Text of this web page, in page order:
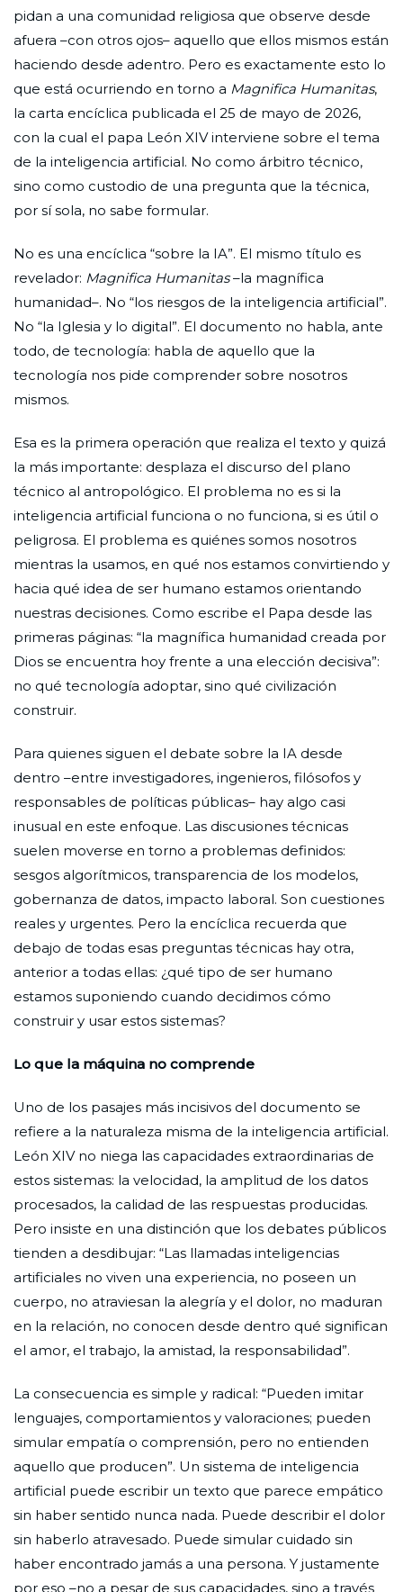
pidan a una comunidad religiosa que observe desde
afuera –con otros ojos– aquello que ellos mismos están
haciendo desde adentro. Pero es exactamente esto lo
que está ocurriendo en torno a Magnifica Humanitas,
la carta encíclica publicada el 25 de mayo de 2026,
con la cual el papa León XIV interviene sobre el tema
de la inteligencia artificial. No como árbitro técnico,
sino como custodio de una pregunta que la técnica,
por sí sola, no sabe formular.
No es una encíclica “sobre la IA”. El mismo título es
revelador: Magnifica Humanitas–la magnífica
humanidad–. No “los riesgos de la inteligencia artificial”.
No “la Iglesia y lo digital”. El documento no habla, ante
todo, de tecnología: habla de aquello que la
tecnología nos pide comprender sobre nosotros
mismos.
Esa es la primera operación que realiza el texto y quizá
la más importante: desplaza el discurso del plano
técnico al antropológico. El problema no es si la
inteligencia artificial funciona o no funciona, si es útil o
peligrosa. El problema es quiénes somos nosotros
mientras la usamos, en qué nos estamos convirtiendo y
hacia qué idea de ser humano estamos orientando
nuestras decisiones. Como escribe el Papa desde las
primeras páginas: “la magnífica humanidad creada por
Dios se encuentra hoy frente a una elección decisiva”:
no qué tecnología adoptar, sino qué civilización
construir.
Para quienes siguen el debate sobre la IA desde
dentro –entre investigadores, ingenieros, filósofos y
responsables de políticas públicas– hay algo casi
inusual en este enfoque. Las discusiones técnicas
suelen moverse en torno a problemas definidos:
sesgos algorítmicos, transparencia de los modelos,
gobernanza de datos, impacto laboral. Son cuestiones
reales y urgentes. Pero la encíclica recuerda que
debajo de todas esas preguntas técnicas hay otra,
anterior a todas ellas: ¿qué tipo de ser humano
estamos suponiendo cuando decidimos cómo
construir y usar estos sistemas?
Lo que la máquina no comprende
Uno de los pasajes más incisivos del documento se
refiere a la naturaleza misma de la inteligencia artificial.
León XIV no niega las capacidades extraordinarias de
estos sistemas: la velocidad, la amplitud de los datos
procesados, la calidad de las respuestas producidas.
Pero insiste en una distinción que los debates públicos
tienden a desdibujar: “Las llamadas inteligencias
artificiales no viven una experiencia, no poseen un
cuerpo, no atraviesan la alegría y el dolor, no maduran
en la relación, no conocen desde dentro qué significan
el amor, el trabajo, la amistad, la responsabilidad”.
La consecuencia es simple y radical: “Pueden imitar
lenguajes, comportamientos y valoraciones; pueden
simular empatía o comprensión, pero no entienden
aquello que producen”. Un sistema de inteligencia
artificial puede escribir un texto que parece empático
sin haber sentido nunca nada. Puede describir el dolor
sin haberlo atravesado. Puede simular cuidado sin
haber encontrado jamás a una persona. Y justamente
por eso –no a pesar de sus capacidades, sino a través